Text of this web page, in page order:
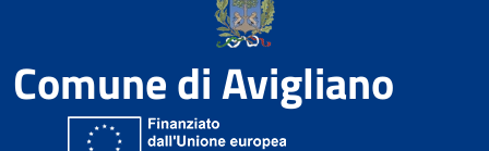
Comune di Avigliano